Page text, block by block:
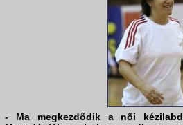
- Ma megkezdődik a női